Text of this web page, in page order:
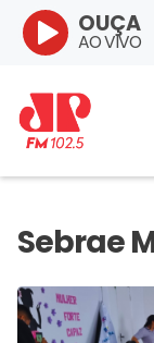
OUÇA
AO VIVO